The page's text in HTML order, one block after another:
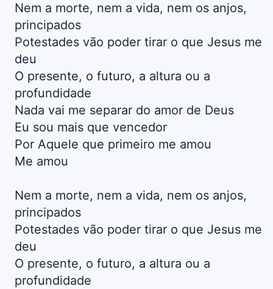
Nem a morte, nem a vida, nem os anjos,
principados
Potestades vão poder tirar o que Jesus me
deu
O presente, o futuro, a altura ou a
profundidade
Nada vai me separar do amor de Deus
Eu sou mais que vencedor
Por Aquele que primeiro me amou
Me amou
Nem a morte, nem a vida, nem os anjos,
principados
Potestades vão poder tirar o que Jesus me
deu
O presente, o futuro, a altura ou a
profundidade